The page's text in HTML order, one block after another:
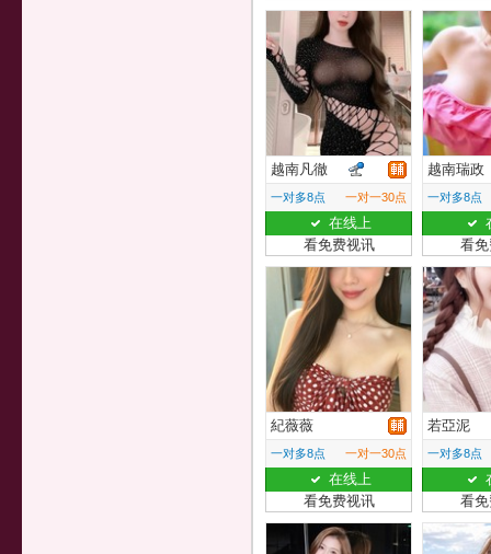
越南凡徹
一对多8点 一对一30点
在线上
看免费视讯
越南瑞政
一对多8点
看
紀薇薇
一对多8点 一对一30点
在线上
看免费视讯
若亞泥
一对多8点
看